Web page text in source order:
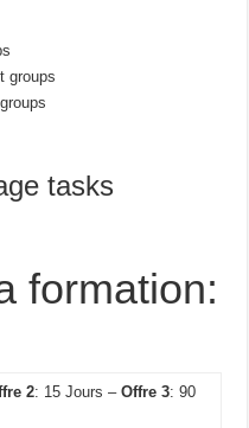
groups
tasks
formation:
2: 15 Jours –Offre 3: 90